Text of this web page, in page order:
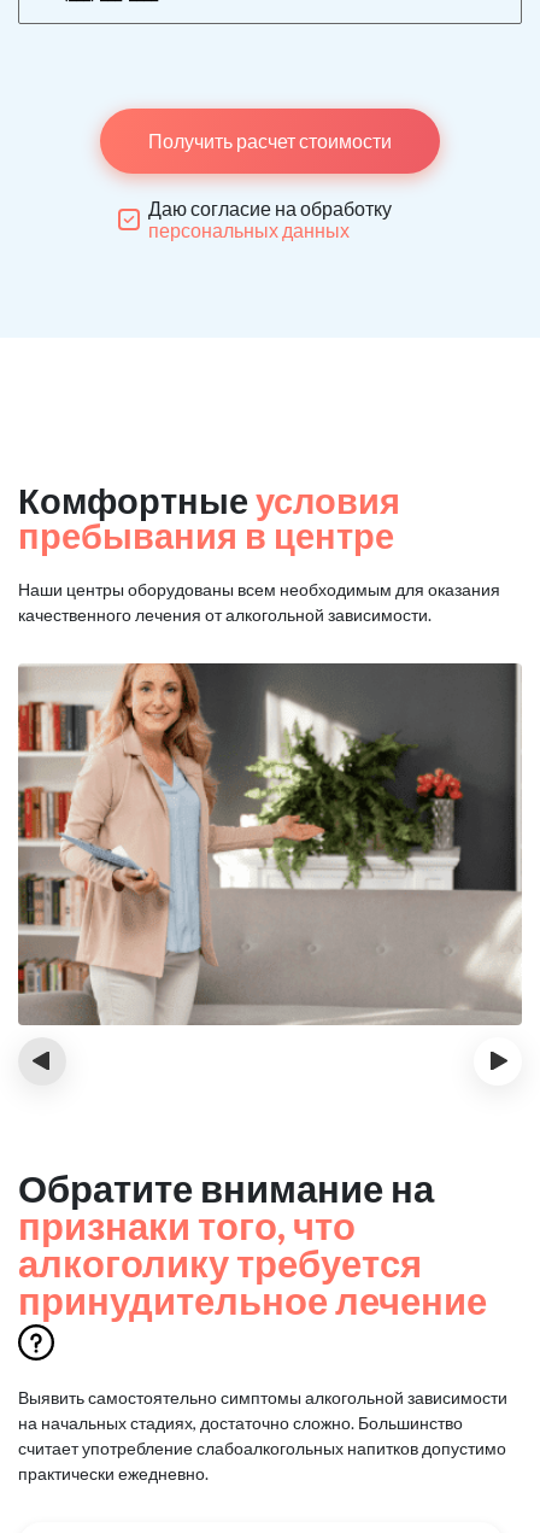
Получить расчет стоимости
Даю согласие на обработку
персональных данных
Комфортные условия
пребывания в центре
Наши центры оборудованы всем необходимым для оказания
качественного лечения от алкогольной зависимости.
‹ ›
Обратите внимание на
признаки того, что
алкоголику требуется
принудительное лечение
Выявить самостоятельно симптомы алкогольной зависимости
на начальных стадиях, достаточно сложно. Большинство
считает употребление слабоалкогольных напитков допустимо
практически ежедневно.